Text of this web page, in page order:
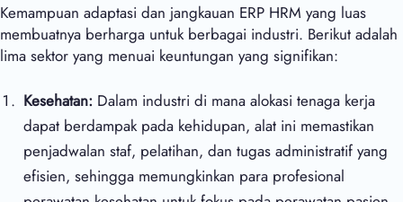
Kemampuan adaptasi dan jangkauan ERP HRM yang luas
membuatnya berharga untuk berbagai industri. Berikut adalah
lima sektor yang menuai keuntungan yang signifikan:
Kesehatan: Dalam industri di mana alokasi tenaga kerja
dapat berdampak pada kehidupan, alat ini memastikan
penjadwalan staf, pelatihan, dan tugas administratif yang
efisien, sehingga memungkinkan para profesional